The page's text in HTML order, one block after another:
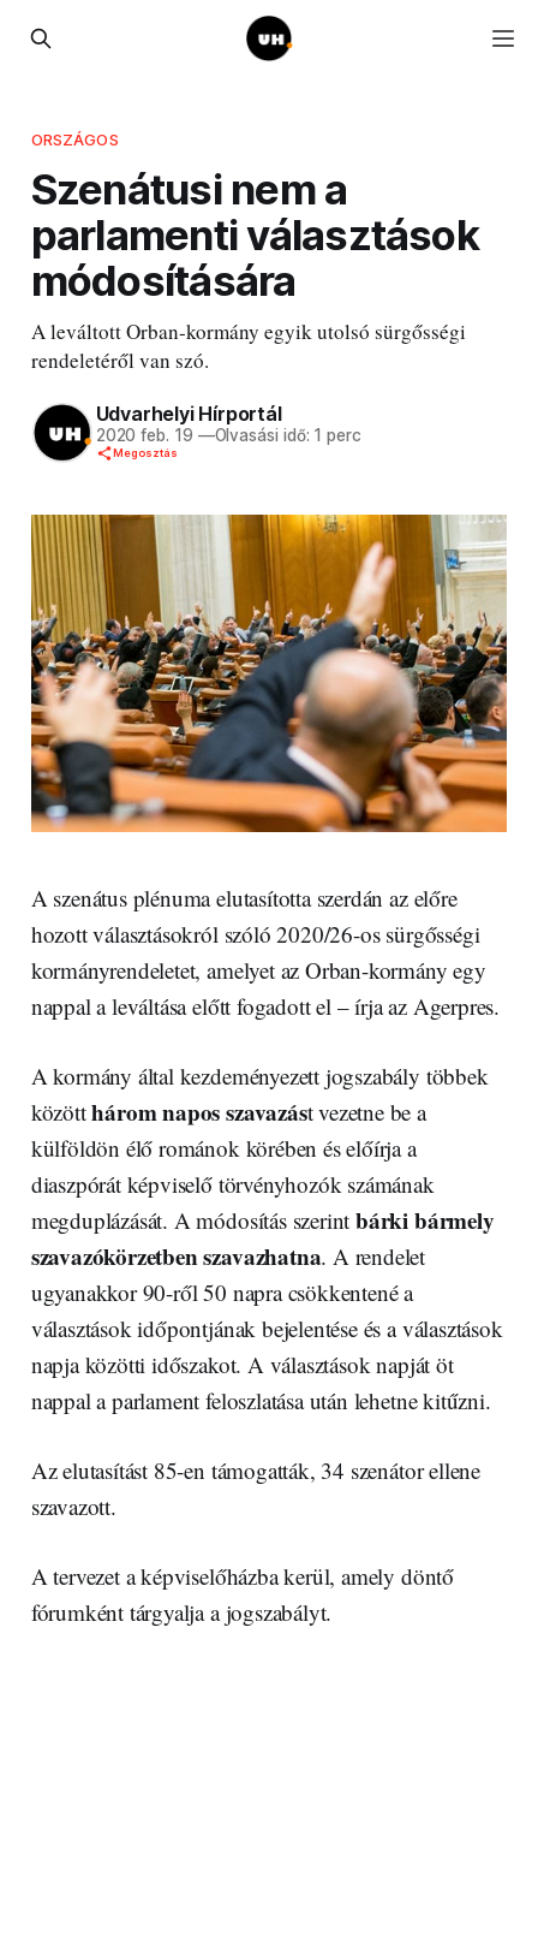
ORSZÁGOS
Szenátusi nem a
parlamenti választások
módosítására
A leváltott Orban-kormány egyik utolsó sürgősségi
rendeletéről van szó.
Udvarhelyi Hírportál
2020 feb. 19 —Olvasási idő: 1 perc
Megosztás
A szenátus plénuma elutasította szerdán az előre
hozott választásokról szóló 2020/26-os sürgősségi
kormányrendeletet, amelyet az Orban-kormány egy
nappal a leváltása előtt fogadott el – írja az Agerpres.
A kormány által kezdeményezett jogszabály többek
közötthárom napos szavazást vezetne be a
külföldön élő románok körében és előírja a
diaszpórát képviselő törvényhozók számának
megduplázását. A módosítás szerintbárki bármely
szavazókörzetben szavazhatna. A rendelet
ugyanakkor 90-ről 50 napra csökkentené a
választások időpontjának bejelentése és a választások
napja közötti időszakot. A választások napját öt
nappal a parlament feloszlatása után lehetne kitűzni.
Az elutasítást 85-en támogatták, 34 szenátor ellene
szavazott.
A tervezet a képviselőházba kerül, amely döntő
fórumként tárgyalja a jogszabályt.